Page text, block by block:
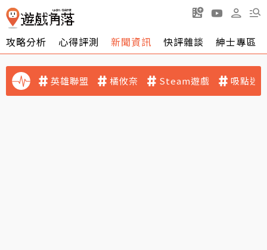
攻略分析 心得評測 新聞資訊 快評雜談 紳士專區
英雄聯盟 橘攸奈 Steam遊戲 吸點迷